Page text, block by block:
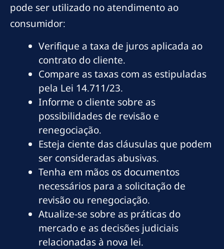
pode ser utilizado no atendimento ao
consumidor:
Verifique a taxa de juros aplicada ao
contrato do cliente.
Compare as taxas com as estipuladas
pela Lei 14.711/23.
Informe o cliente sobre as
possibilidades de revisão e
renegociação.
Esteja ciente das cláusulas que podem
ser consideradas abusivas.
Tenha em mãos os documentos
necessários para a solicitação de
revisão ou renegociação.
Atualize-se sobre as práticas do
mercado e as decisões judiciais
relacionadas à nova lei.